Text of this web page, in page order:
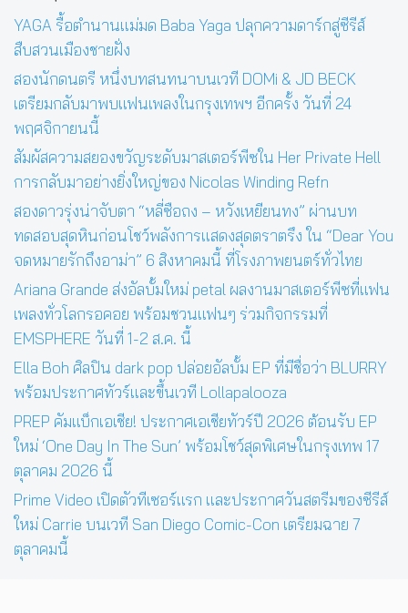
YAGA รื้อตำนานแม่มด Baba Yaga ปลุกความดาร์กสู่ซีรีส์
สืบสวนเมืองชายฝั่ง
สองนักดนตรี หนึ่งบทสนทนาบนเวที DOMi & JD BECK
เตรียมกลับมาพบแฟนเพลงในกรุงเทพฯ อีกครั้ง วันที่ 24
พฤศจิกายนนี้
สัมผัสความสยองขวัญระดับมาสเตอร์พีซใน Her Private Hell
การกลับมาอย่างยิ่งใหญ่ของ Nicolas Winding Refn
สองดาวรุ่งน่าจับตา “หลี่ซือถง – หวังเหยียนทง” ผ่านบท
ทดสอบสุดหินก่อนโชว์พลังการแสดงสุดตราตรึง ใน “Dear You
จดหมายรักถึงอาม่า” 6 สิงหาคมนี้ ที่โรงภาพยนตร์ทั่วไทย
Ariana Grande ส่งอัลบั้มใหม่ petal ผลงานมาสเตอร์พีซที่แฟน
เพลงทั่วโลกรอคอย พร้อมชวนแฟนๆ ร่วมกิจกรรมที่
EMSPHERE วันที่ 1-2 ส.ค. นี้
Ella Boh ศิลปิน dark pop ปล่อยอัลบั้ม EP ที่มีชื่อว่า BLURRY
พร้อมประกาศทัวร์และขึ้นเวที Lollapalooza
PREP คัมแบ็กเอเชีย! ประกาศเอเชียทัวร์ปี 2026 ต้อนรับ EP
ใหม่ ‘One Day In The Sun’ พร้อมโชว์สุดพิเศษในกรุงเทพ 17
ตุลาคม 2026 นี้
Prime Video เปิดตัวทีเซอร์แรก และประกาศวันสตรีมของซีรีส์
ใหม่ Carrie บนเวที San Diego Comic-Con เตรียมฉาย 7
ตุลาคมนี้